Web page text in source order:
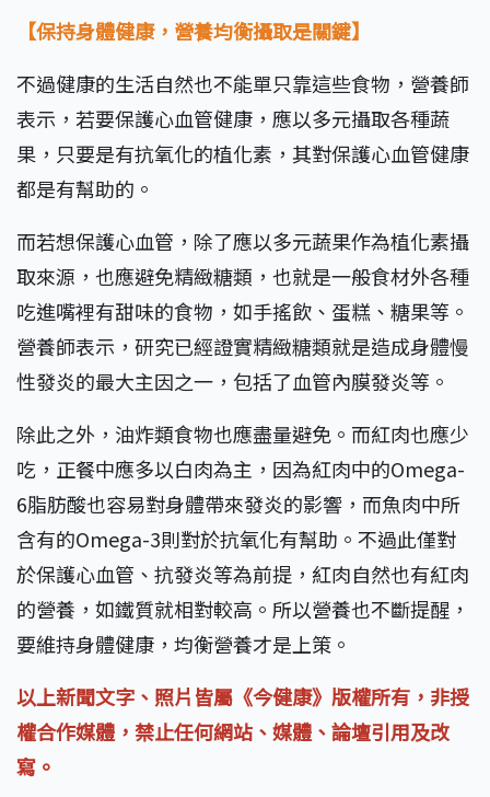
【保持身體健康，營養均衡攝取是關鍵】
不過健康的生活自然也不能單只靠這些食物，營養師
表示，若要保護心血管健康，應以多元攝取各種蔬
果，只要是有抗氧化的植化素，其對保護心血管健康
都是有幫助的。
而若想保護心血管，除了應以多元蔬果作為植化素攝
取來源，也應避免精緻糖類，也就是一般食材外各種
吃進嘴裡有甜味的食物，如手搖飲、蛋糕、糖果等。
營養師表示，研究已經證實精緻糖類就是造成身體慢
性發炎的最大主因之一，包括了血管內膜發炎等。
除此之外，油炸類食物也應盡量避免。而紅肉也應少
吃，正餐中應多以白肉為主，因為紅肉中的Omega-
6脂肪酸也容易對身體帶來發炎的影響，而魚肉中所
含有的Omega-3則對於抗氧化有幫助。不過此僅對
於保護心血管、抗發炎等為前提，紅肉自然也有紅肉
的營養，如鐵質就相對較高。所以營養也不斷提醒，
要維持身體健康，均衡營養才是上策。
以上新聞文字、照片皆屬《今健康》版權所有，非授
權合作媒體，禁止任何網站、媒體、論壇引用及改
寫。